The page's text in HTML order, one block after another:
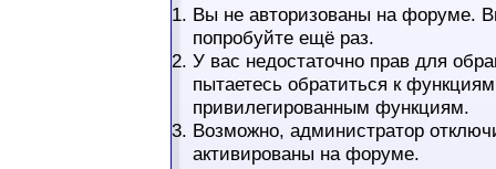
Вы не авторизованы на форуме.
попробуйте ещё раз.
У вас недостаточно прав для
пытаетесь обратиться к
привилегированным функциям.
Возможно, администратор
активированы на форуме.